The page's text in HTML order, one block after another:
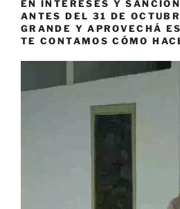
EN INTERESES Y
ANTES DEL 31 DE
GRANDE Y APROVECHÁ
TE CONTAMOS CÓMO